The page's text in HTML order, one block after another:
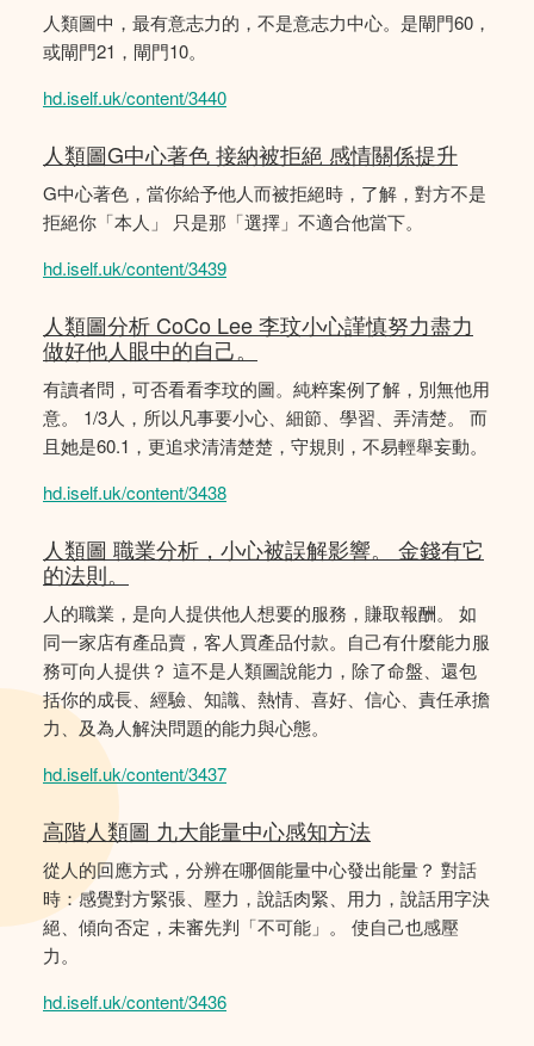
人類圖中，最有意志力的，不是意志力中心。是閘門60，
或閘門21，閘門10。
hd.iself.uk/content/3440
人類圖G中心著色 接納被拒絕 感情關係提升
G中心著色，當你給予他人而被拒絕時，了解，對方不是
拒絕你「本人」 只是那「選擇」不適合他當下。
hd.iself.uk/content/3439
人類圖分析 CoCo Lee 李玟小心謹慎努力盡力
做好他人眼中的自己。
有讀者問，可否看看李玟的圖。純粹案例了解，別無他用
意。 1/3人，所以凡事要小心、細節、學習、弄清楚。 而
且她是60.1，更追求清清楚楚，守規則，不易輕舉妄動。
hd.iself.uk/content/3438
人類圖 職業分析，小心被誤解影響。 金錢有它
的法則。
人的職業，是向人提供他人想要的服務，賺取報酬。 如
同一家店有產品賣，客人買產品付款。自己有什麼能力服
務可向人提供？ 這不是人類圖說能力，除了命盤、還包
括你的成長、經驗、知識、熱情、喜好、信心、責任承擔
力、及為人解決問題的能力與心態。
hd.iself.uk/content/3437
高階人類圖 九大能量中心感知方法
從人的回應方式，分辨在哪個能量中心發出能量？ 對話
時：感覺對方緊張、壓力，說話肉緊、用力，說話用字決
絕、傾向否定，未審先判「不可能」。 使自己也感壓
力。
hd.iself.uk/content/3436